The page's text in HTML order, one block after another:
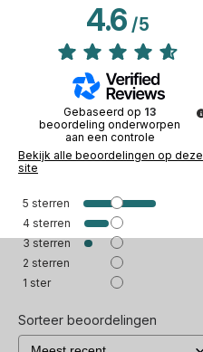
4.6/5
Gebaseerd op 13
beoordeling onderworpen
aan een controle
Bekijk alle beoordelingen op deze
site
5 sterren
4 sterren
3sterren
2 sterren
1 ster
Sorteer beoordelingen